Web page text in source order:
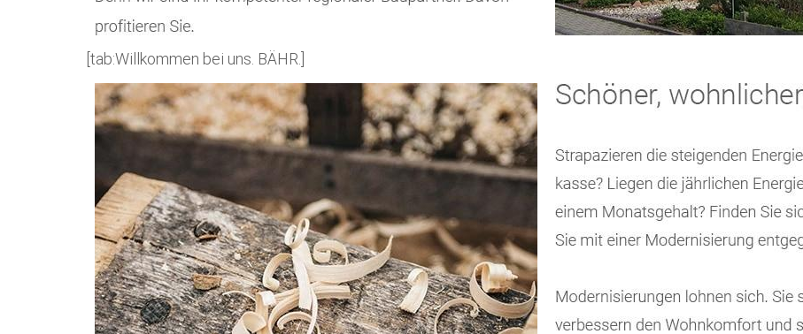
[tab:Willkommen bei uns. BÄHR.]